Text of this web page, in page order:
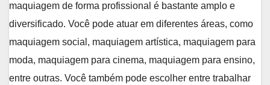
maquiagem de forma profissional é bastante amplo e
diversificado. Você pode atuar em diferentes áreas, como
maquiagem social, maquiagem artística, maquiagem para
moda, maquiagem para cinema, maquiagem para ensino,
entre outras. Você também pode escolher entre trabalhar